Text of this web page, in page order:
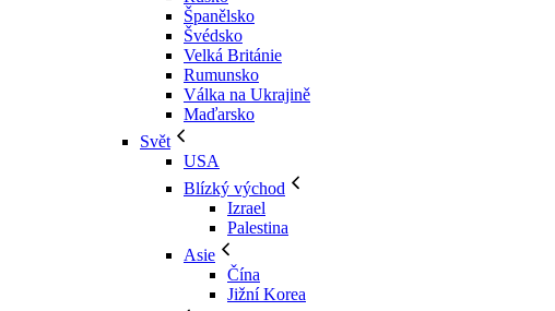
Španělsko
Švédsko
Velká Británie
Rumunsko
Válka na Ukrajině
Maďarsko
Svět
USA
Blízký východ
Izrael
Palestina
Asie
Čína
Jižní Korea